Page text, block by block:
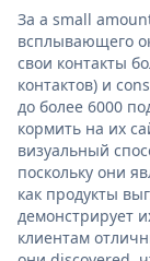
За a small
всплывающего
свои контакты
контактов) и
до более 6000
кормить на их
визуальный
поскольку они
как продукты
демонстрирует
клиентам